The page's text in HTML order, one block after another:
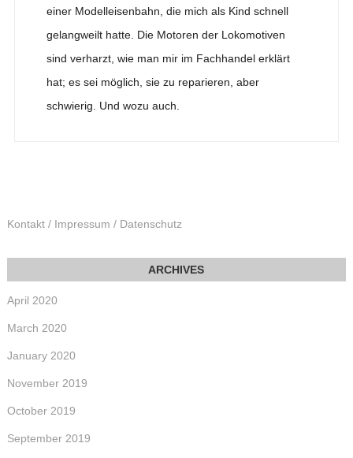
einer Modelleisenbahn, die mich als Kind schnell
gelangweilt hatte. Die Motoren der Lokomotiven
sind verharzt, wie man mir im Fachhandel erklärt
hat; es sei möglich, sie zu reparieren, aber
schwierig. Und wozu auch.
Kontakt / Impressum / Datenschutz
April 2020
March 2020
January 2020
November 2019
October 2019
September 2019